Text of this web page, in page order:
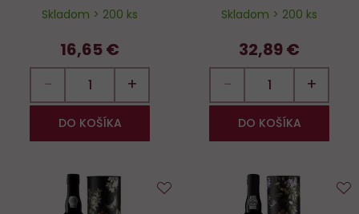
Skladom > 200 ks
16,65 €
− +
DO KOŠÍKA
Skladom > 200 ks
32,89 €
− +
DO KOŠÍKA